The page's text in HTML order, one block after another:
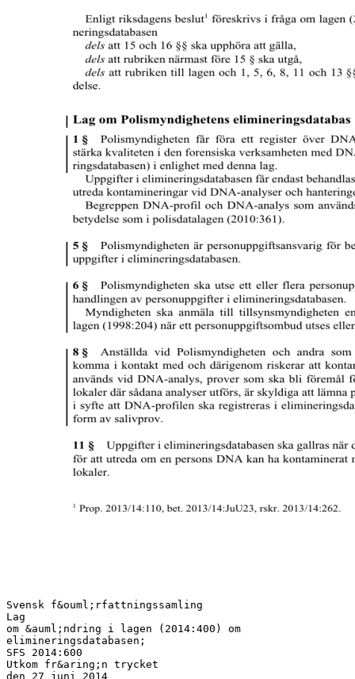
Svensk f&ouml;rfattningssamling
Lag
om &auml;ndring i lagen (2014:400) om
elimineringsdatabasen;
SFS 2014:600
Utkom fr&aring;n trycket
den 27 juni 2014